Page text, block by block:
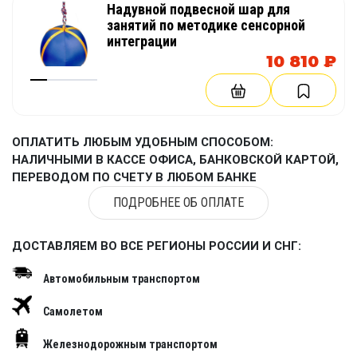
Надувной подвесной шар для
занятий по методике сенсорной
интеграции
10 810 ₽
ОПЛАТИТЬ ЛЮБЫМ УДОБНЫМ СПОСОБОМ:
НАЛИЧНЫМИ В КАССЕ ОФИСА, БАНКОВСКОЙ КАРТОЙ,
ПЕРЕВОДОМ ПО СЧЕТУ В ЛЮБОМ БАНКЕ
ПОДРОБНЕЕ ОБ ОПЛАТЕ
ДОСТАВЛЯЕМ ВО ВСЕ РЕГИОНЫ РОССИИ И СНГ:
Автомобильным транспортом
Самолетом
Железнодорожным транспортом